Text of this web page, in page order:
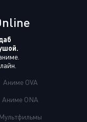
Аниме OVA
Аниме ONA
Мультфильмы